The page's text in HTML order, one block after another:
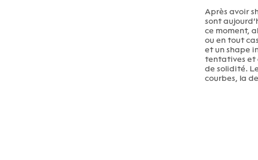
Après avoir
sont
ce moment,
ou en tout
et un shape
tentatives et
de solidité.
courbes, la